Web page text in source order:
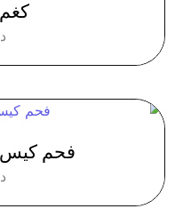
كغم
فحم كيس